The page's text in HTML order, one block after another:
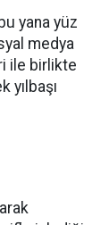
yana yüz
medya
ile birlikte
yılbaşı